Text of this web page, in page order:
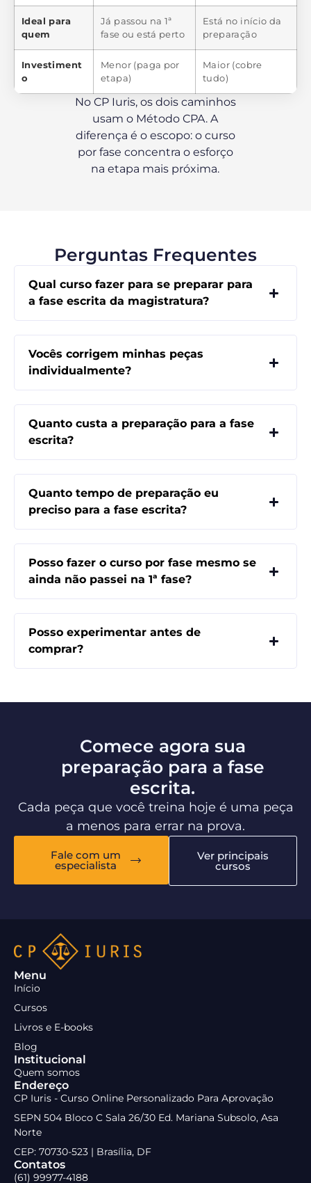
Ideal para
quem
Já passou na 1ª
fase ou está perto
Está no início da
preparação
Investiment
o
Menor (paga por
etapa)
Maior (cobre
tudo)
No CP Iuris, os dois caminhos
usam o Método CPA. A
diferença é o escopo: o curso
por fase concentra o esforço
na etapa mais próxima.
Perguntas Frequentes
Qual curso fazer para se preparar para
a fase escrita da magistratura?
Vocês corrigem minhas peças
individualmente?
Quanto custa a preparação para a fase
escrita?
Quanto tempo de preparação eu
preciso para a fase escrita?
Posso fazer o curso por fase mesmo se
ainda não passei na 1ª fase?
Posso experimentar antes de
comprar?
Comece agora sua
preparação para a fase
escrita.
Cada peça que você treina hoje é uma peça
a menos para errar na prova.
Fale com um
especialista
Ver principais
cursos
Menu
Início
Cursos
Livros e E-books
Blog
Institucional
Quem somos
Endereço
CP Iuris - Curso Online Personalizado Para Aprovação
SEPN 504 Bloco C Sala 26/30 Ed. Mariana Subsolo, Asa
Norte
CEP: 70730-523 | Brasília, DF
Contatos
(61) 99977-4188